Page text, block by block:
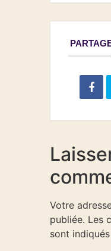
Votre
publiée. Les
sont